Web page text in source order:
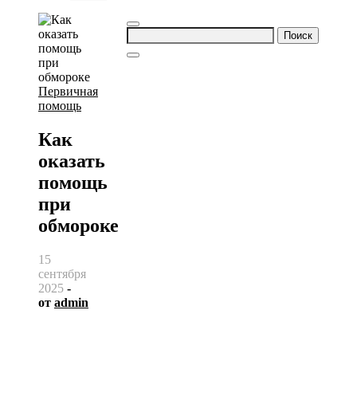
Найти:
Первичная
помощь
Как
оказать
помощь
при
обмороке
15
сентября
2025 -
от admin